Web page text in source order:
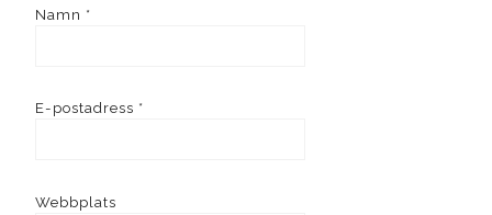
Namn *
E-postadress *
Webbplats